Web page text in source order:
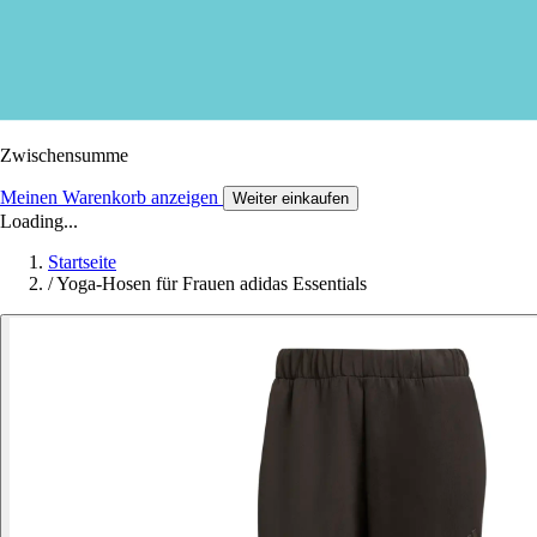
Zwischensumme
Meinen Warenkorb anzeigen Weiter einkaufen
Loading...
Startseite
/Yoga-Hosen für Frauen adidas Essentials